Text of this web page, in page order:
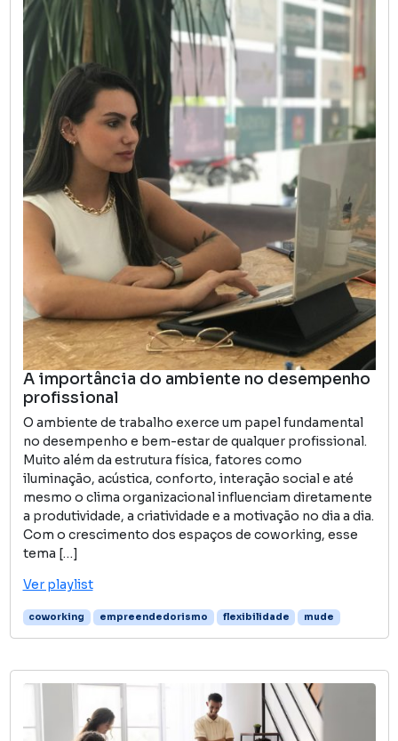
A importância do ambiente no desempenho
profissional
O ambiente de trabalho exerce um papel fundamental
no desempenho e bem-estar de qualquer profissional.
Muito além da estrutura física, fatores como
iluminação, acústica, conforto, interação social e até
mesmo o clima organizacional influenciam diretamente
a produtividade, a criatividade e a motivação no dia a dia.
Com o crescimento dos espaços de coworking, esse
tema […]
Ver playlist
coworking empreendedorismo flexibilidade mude